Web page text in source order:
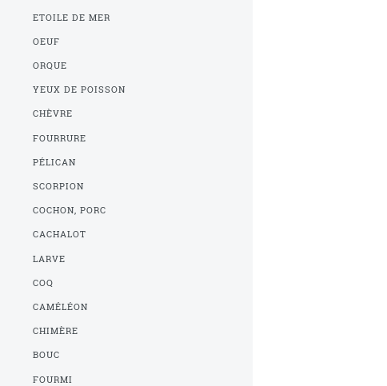
ETOILE DE MER
OEUF
ORQUE
YEUX DE POISSON
CHÈVRE
FOURRURE
PÉLICAN
SCORPION
COCHON, PORC
CACHALOT
LARVE
COQ
CAMÉLÉON
CHIMÈRE
BOUC
FOURMI